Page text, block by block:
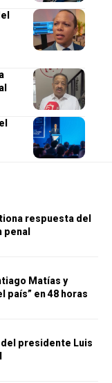
respuesta del
penal
Matías y
país” en 48 horas
presidente Luis